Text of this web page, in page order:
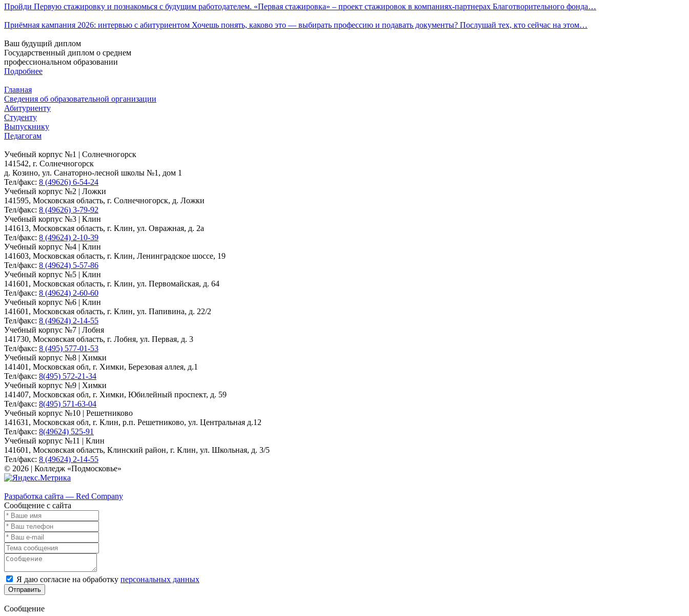
Пройди Первую стажировку и познакомься с будущим работодателем. «Первая стажировка» – проект стажировок в компаниях-партнерах Благотворительного фонда…
Приёмная кампания 2026: интервью с абитуриентом Хочешь понять, каково это — выбирать профессию и подавать документы? Послушай тех, кто сейчас на этом…
Ваш будущий диплом
Государственный диплом о среднем
профессиональном образовании
Подробнее
Главная
Сведения об образовательной организации
Абитуриенту
Студенту
Выпускнику
Педагогам
Учебный корпус №1 | Солнечногорск
141542, г. Солнечногорск
д. Козино, ул. Санаторно-лесной школы №1, дом 1
Тел/факс: 8 (49626) 6-54-24
Учебный корпус №2 | Ложки
141595, Московская область, г. Солнечногорск, д. Ложки
Тел/факс: 8 (49626) 3-79-92
Учебный корпус №3 | Клин
141613, Московская область, г. Клин, ул. Овражная, д. 2а
Тел/факс: 8 (49624) 2-10-39
Учебный корпус №4 | Клин
141603, Московская область, г. Клин, Ленинградское шоссе, 19
Тел/факс: 8 (49624) 5-57-86
Учебный корпус №5 | Клин
141601, Московская область, г. Клин, ул. Первомайская, д. 64
Тел/факс: 8 (49624) 2-60-60
Учебный корпус №6 | Клин
141601, Московская область, г. Клин, ул. Папивина, д. 22/2
Тел/факс: 8 (49624) 2-14-55
Учебный корпус №7 | Лобня
141730, Московская область, г. Лобня, ул. Первая, д. 3
Тел/факс: 8 (495) 577-01-53
Учебный корпус №8 | Химки
141401, Московская обл, г. Химки, Березовая аллея, д.1
Тел/факс: 8(495) 572-21-34
Учебный корпус №9 | Химки
141407, Московская обл, г. Химки, Юбилейный проспект, д. 59
Тел/факс: 8(495) 571-63-04
Учебный корпус №10 | Решетниково
141631, Московская обл, г. Клин, р.п. Решетниково, ул. Центральная д.12
Тел/факс: 8(49624) 525-91
Учебный корпус №11 | Клин
141601, Московская область, Клинский район, г. Клин, ул. Школьная, д. 3/5
Тел/факс: 8 (49624) 2-14-55
© 2026 | Колледж «Подмосковье»
Разработка сайта — Red Company
Сообщение с сайта
Я даю согласие на обработку персональных данных
Отправить
Сообщение